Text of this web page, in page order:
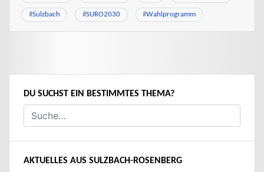
#Sulzbach #SURO2030 #Wahlprogramm
DU SUCHST EIN BESTIMMTES THEMA?
AKTUELLES AUS SULZBACH-ROSENBERG